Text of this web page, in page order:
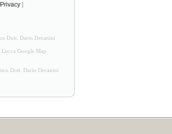
Privacy ]
Dott. Dario Decanini
Lucca Google Map
Dott. Dario Decanini